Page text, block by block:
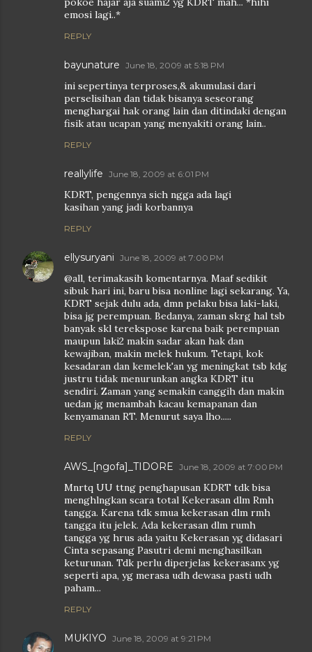
emosi lagi..*
REPLY
bayunature June 18, 2009 at 5:18 PM
ini sepertinya terproses,& akumulasi dari
perselisihan dan tidak bisanya seseorang
menghargai hak orang lain dan ditindaki dengan
fisik atau ucapan yang menyakiti orang lain..
REPLY
reallylife June 18, 2009 at 6:01 PM
KDRT, pengennya sich ngga ada lagi
kasihan yang jadi korbannya
REPLY
ellysuryani June 18, 2009 at 7:00 PM
@all, terimakasih komentarnya. Maaf sedikit
sibuk hari ini, baru bisa nonline lagi sekarang. Ya,
KDRT sejak dulu ada, dmn pelaku bisa laki-laki,
bisa jg perempuan. Bedanya, zaman skrg hal tsb
banyak skl terekspose karena baik perempuan
maupun laki2 makin sadar akan hak dan
kewajiban, makin melek hukum. Tetapi, kok
kesadaran dan kemelek'an yg meningkat tsb kdg
justru tidak menurunkan angka KDRT itu
sendiri. Zaman yang semakin canggih dan makin
uedan jg menambah kacau kemapanan dan
kenyamanan RT. Menurut saya lho.....
REPLY
AWS_[ngofa]_TIDORE June 18, 2009 at 7:00 PM
Mnrtq UU ttng penghapusan KDRT tdk bisa
menghlngkan scara total Kekerasan dlm Rmh
tangga. Karena tdk smua kekerasan dlm rmh
tangga itu jelek. Ada kekerasan dlm rumh
tangga yg hrus ada yaitu Kekerasan yg didasari
Cinta sepasang Pasutri demi menghasilkan
keturunan. Tdk perlu diperjelas kekerasanx yg
seperti apa, yg merasa udh dewasa pasti udh
paham...
REPLY
MUKIYO June 18, 2009 at 9:21 PM